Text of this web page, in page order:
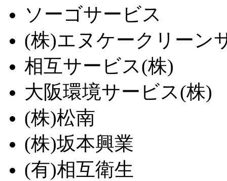
ソーゴサービス
(株)エヌケークリーン
相互サービス(株)
大阪環境サービス(株)
(株)松南
(株)坂本興業
(有)相互衛生